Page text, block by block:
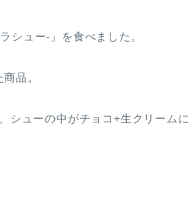
シュー-」を食べました。
品。
シューの中がチョコ+生クリームに